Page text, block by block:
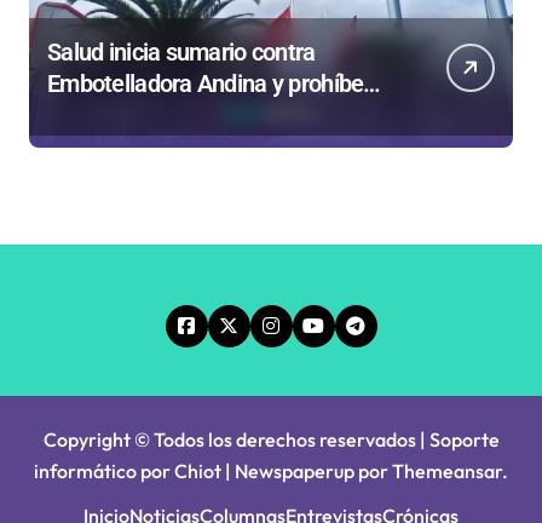
Salud inicia sumario contra
Embotelladora Andina y prohíbe
laborales
Copyright © Todos los derechos reservados | Soporte
informático por Chiot | Newspaperup porThemeansar.
InicioNoticiasColumnasEntrevistasCrónicas